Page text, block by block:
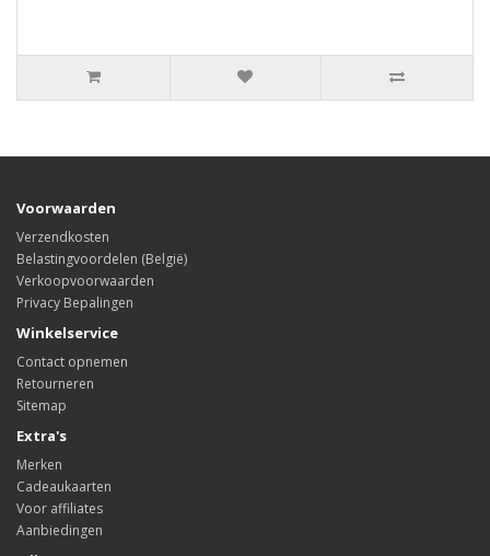
Voorwaarden
Verzendkosten
Belastingvoordelen (België)
Verkoopvoorwaarden
Privacy Bepalingen
Winkelservice
Contact opnemen
Retourneren
Sitemap
Extra's
Merken
Cadeaukaarten
Voor affiliates
Aanbiedingen